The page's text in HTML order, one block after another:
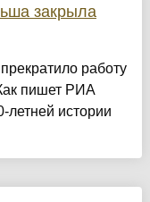
закрыла
работу
пишет РИА
летней истории